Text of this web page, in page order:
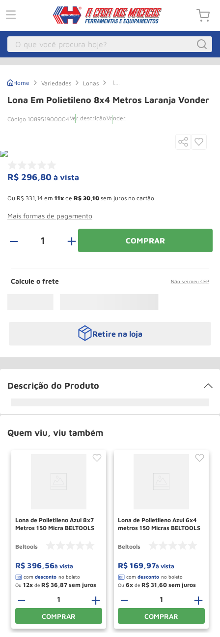
O que você procura hoje?
Variedades Lonas
Lona
Polietileno
8x4
Laranja
Lona Em Polietileno 8x4 Metros Laranja Vonder
108951900004Ver descriçãoVonder
R$ 296,80 à vista
Ou R$ 331 14 em 11 de R$ 30 10 sem juros no cartão
Mais formas de pagamento
＋ COMPRAR
Calcule o frete Não sei meu CEP
Retire na loja
Descrição do Produto
Quem viu, viu também
Lona de Polietileno Azul 8x7
Metros 150 Micra BELTOOLS
Beltools
R$ 396,56à vista
Ou 12 de R$ 36,87
＋
－
COMPRAR
Lona de Polietileno Azul 6x4
metros 150 Micras BELTOOLS
Beltools
R$ 169,97à vista
Ou 6 de R$ 31,60
＋
－
COMPRAR
3 Macaco Hidraulico
4º Talha Eletrica
7 Macaco